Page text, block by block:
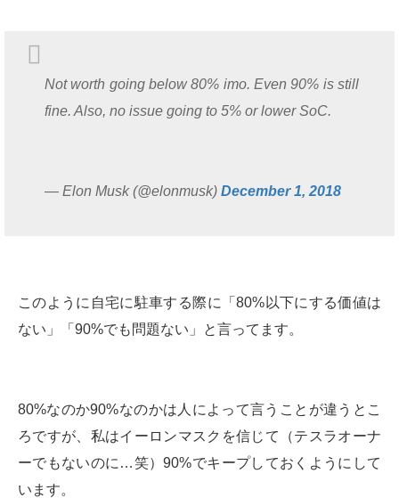
Not worth going below 80% imo. Even 90% is still
fine. Also, no issue going to 5% or lower SoC.
— Elon Musk (@elonmusk) December 1, 2018
このように自宅に駐車する際に「80%以下にする価値は
ない」「90%でも問題ない」と言ってます。
80%なのか90%なのかは人によって言うことが違うとこ
ろですが、私はイーロンマスクを信じて（テスラオーナ
ーでもないのに…笑）90%でキープしておくようにして
います。